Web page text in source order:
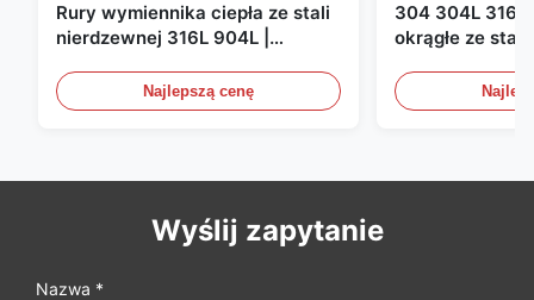
Rury wymiennika ciepła ze stali
nierdzewnej 316L 904L |
Najlepszą cenę
304 304L 316
okrągłe ze
Rury okrągłe
Wyślij zapytanie
Nazwa *